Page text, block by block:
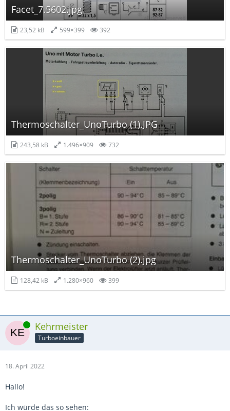
Facet_7.5602.jpg
23,52 kB 599×399 392
Thermoschalter_UnoTurbo (1).JPG
243,58 kB 1.496×909 732
Thermoschalter_UnoTurbo (2).jpg
128,42 kB 1.280×960 399
Online Kehrmeister
Turboeinbauer
18. April 2022
Hallo!
Ich würde das so sehen: